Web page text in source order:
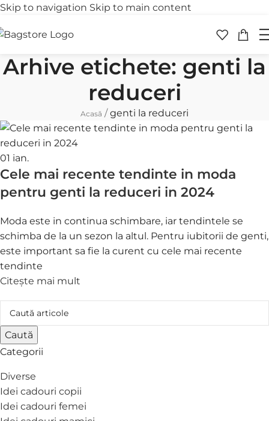
Skip to navigation Skip to main content
Transport gratuit
Arhive etichete: genti la
reduceri
Acasă /genti la reduceri
01 ian.
Cele mai recente tendinte in moda
pentru genti la reduceri in 2024
Moda este in continua schimbare, iar tendintele se
schimba de la un sezon la altul. Pentru iubitorii de genti,
este important sa fie la curent cu cele mai recente
tendinte
Citește mai mult
Caută
Categorii
Diverse
Idei cadouri copii
Idei cadouri femei